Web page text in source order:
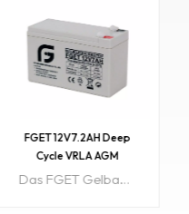
FGET 12V7.2AH Deep
Cycle VRLA AGM
Hochwertige,
Das FGET Gelbatterien weisen einige besondere Vorteile auf, wie z. B. hervorragende thermische Stabilität, hohe Tiefentladungsfähigkeit, individuelle Farbanpassung und gute Wiederherstellung Tiefentladung Selbst wenn der Akku drei Tage lang entladen bleibt, erreicht er wieder 100 % seiner Kapazität. Artikel-Nr.:GE12V7.2AHGröße: 151 x 65 x 94 mmGewicht: 2,15 kgFarbe: Grau, Schwarz, Blau, kann auch individuell angepasst werdenMindestbestellmenge: 1Zahlung: T/T, L/CVersandhafen: Guangzhou/Shenzhen, ChinaUrsprüngliche Region: ChinaLieferzeit: ca. 15 WerktageProbe: verfügbar